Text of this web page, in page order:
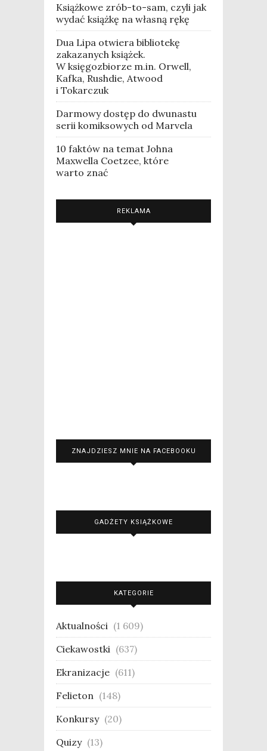
Książkowe zrób-to-sam, czyli jak
wydać książkę na własną rękę
Dua Lipa otwiera bibliotekę
zakazanych książek.
W księgozbiorze m.in. Orwell,
Kafka, Rushdie, Atwood
i Tokarczuk
Darmowy dostęp do dwunastu
serii komiksowych od Marvela
10 faktów na temat Johna
Maxwella Coetzee, które
warto znać
REKLAMA
ZNAJDZIESZ MNIE NA FACEBOOKU
GADŻETY KSIĄŻKOWE
KATEGORIE
Aktualności (1 609)
Ciekawostki (637)
Ekranizacje (611)
Felieton (148)
Konkursy (20)
Quizy (13)